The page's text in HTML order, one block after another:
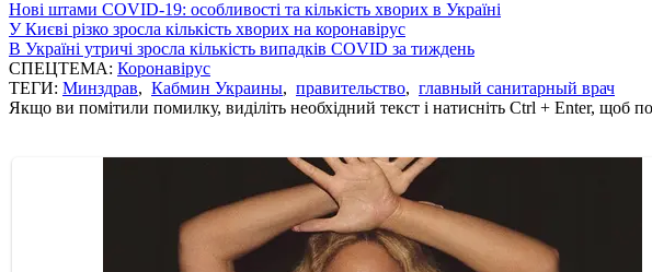
Нові штами COVID-19: особливості та кількість хворих в Україні
У Києві різко зросла кількість хворих на коронавірус
В Україні утричі зросла кількість випадків COVID за тиждень
СПЕЦТЕМА: Коронавірус
ТЕГИ: Минздрав, Кабмин Украины, правительство, главный санитарный врач
Якщо ви помітили помилку, виділіть необхідний текст і натисніть Ctrl + Enter, щоб